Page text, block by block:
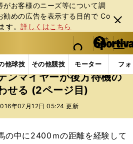
がお客様のニーズ等について調
勧めの広告を表⽰する⽬的で Co
す。詳しくはこちら
閉じ
る
web Sportiva (webスポルティーバ)
検索
マイペ
ー
ジ
メニュ
他球技 その他競技 モーター フ
競馬 オークスは、ロッテンマイヤ
ンマイヤーが後方待機の
せる (2ページ目)
年07月12日 05:24 更新
の中に2400ｍの距離を経験して